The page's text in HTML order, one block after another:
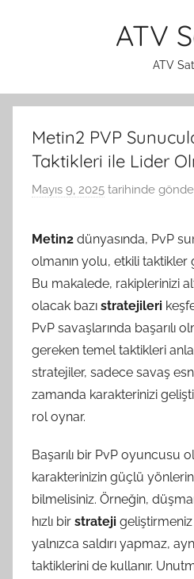
ATV
ATV
Metin2 PVP
Taktikleri ile Lider
Mayıs 9, 2025 tarihinde
Metin2 dünyasında, PvP
olmanın yolu, etkili
Bu makalede, rakiplerinizi
olacak bazı stratejileri
PvP savaşlarında başarılı
gereken temel taktikleri
stratejiler, sadece savaş
zamanda karakterinizi
rol oynar.
Başarılı bir PvP oyuncusu
karakterinizin güçlü
bilmelisiniz. Örneğin,
hızlı bir strateji
yalnızca saldırı yapmaz,
taktiklerini de kullanır.